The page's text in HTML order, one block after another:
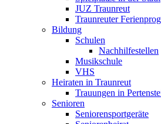
JUZ Traunreut
Traunreuter
Bildung
Schulen
Nachhilfestellen
Musikschule
VHS
Heiraten in Traunreut
Trauungen in
Senioren
Seniorensportgeräte